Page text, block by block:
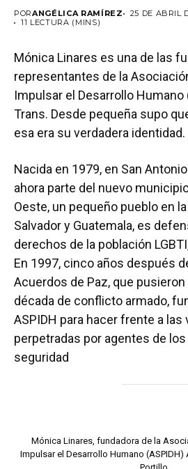
PORANGÉLICA RAMÍREZ
25 DE ABRIL
11 LECTURA (MINS)
Mónica Linares es una de las
representantes de la
Impulsar el Desarrollo Humano
Trans. Desde pequeña supo
esa era su verdadera identidad.
Nacida en 1979, en San
ahora parte del nuevo
Oeste, un pequeño pueblo en
Salvador y Guatemala, es
derechos de la población
En 1997, cinco años después
Acuerdos de Paz, que
década de conflicto armado,
ASPIDH para hacer frente a las
perpetradas por agentes de
seguridad
Mónica Linares, fundadora de la
Impulsar el Desarrollo Humano (ASPIDH)